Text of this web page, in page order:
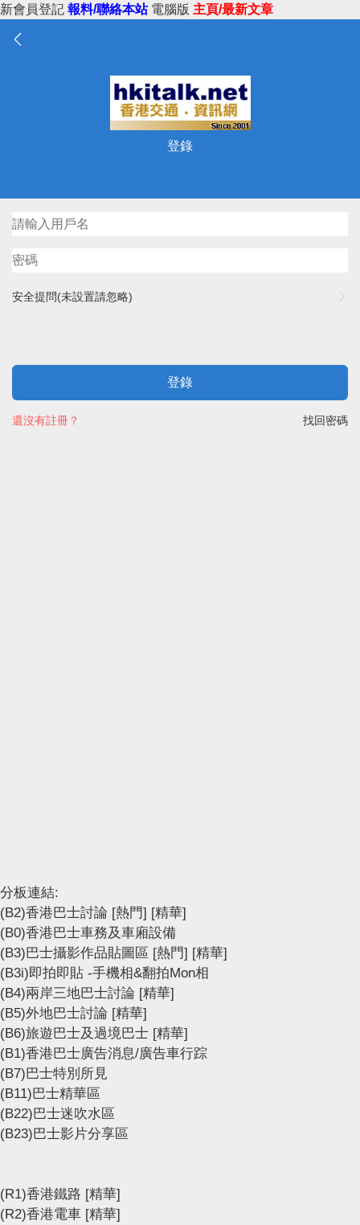
新會員登記 報料/聯絡本站 電腦版 主頁/最新文章
登錄
安全提問(未設置請忽略)
登錄
找回密碼
還沒有註冊？
分板連結:
(B2)香港巴士討論 [熱門] [精華]
(B0)香港巴士車務及車廂設備
(B3)巴士攝影作品貼圖區 [熱門] [精華]
(B3i)即拍即貼 -手機相&翻拍Mon相
(B4)兩岸三地巴士討論 [精華]
(B5)外地巴士討論 [精華]
(B6)旅遊巴士及過境巴士 [精華]
(B1)香港巴士廣告消息/廣告車行踪
(B7)巴士特別所見
(B11)巴士精華區
(B22)巴士迷吹水區
(B23)巴士影片分享區
(R1)香港鐵路 [精華]
(R2)香港電車 [精華]